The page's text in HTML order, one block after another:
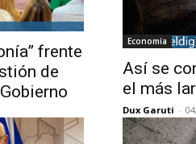
frente
de
Economía
Así se
el más
Dux Garuti -